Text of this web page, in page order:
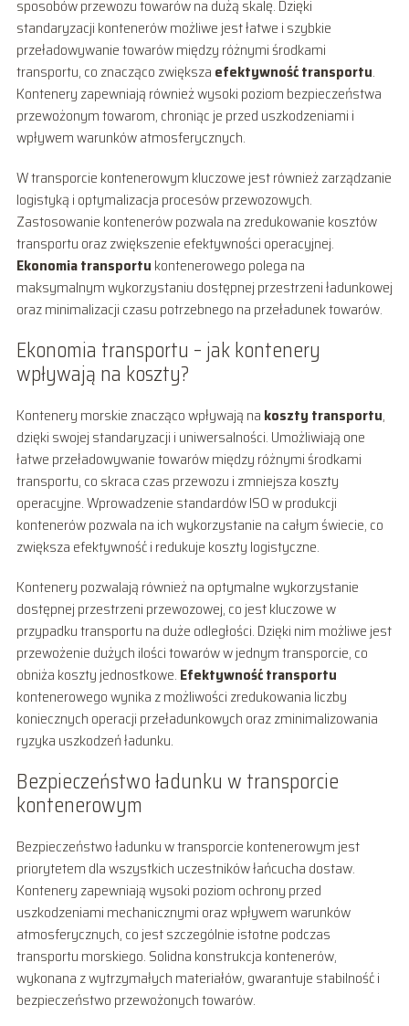
sposobów przewozu towarów na dużą skalę. Dzięki
standaryzacji kontenerów możliwe jest łatwe i szybkie
przeładowywanie towarów między różnymi środkami
transportu, co znacząco zwiększa efektywność transportu.
Kontenery zapewniają również wysoki poziom bezpieczeństwa
przewożonym towarom, chroniąc je przed uszkodzeniami i
wpływem warunków atmosferycznych.
W transporcie kontenerowym kluczowe jest również zarządzanie
logistyką i optymalizacja procesów przewozowych.
Zastosowanie kontenerów pozwala na zredukowanie kosztów
transportu oraz zwiększenie efektywności operacyjnej.
Ekonomia transportu kontenerowego polega na
maksymalnym wykorzystaniu dostępnej przestrzeni ładunkowej
oraz minimalizacji czasu potrzebnego na przeładunek towarów.
Ekonomia transportu – jak kontenery
wpływają na koszty?
Kontenery morskie znacząco wpływają na koszty transportu,
dzięki swojej standaryzacji i uniwersalności. Umożliwiają one
łatwe przeładowywanie towarów między różnymi środkami
transportu, co skraca czas przewozu i zmniejsza koszty
operacyjne. Wprowadzenie standardów ISO w produkcji
kontenerów pozwala na ich wykorzystanie na całym świecie, co
zwiększa efektywność i redukuje koszty logistyczne.
Kontenery pozwalają również na optymalne wykorzystanie
dostępnej przestrzeni przewozowej, co jest kluczowe w
przypadku transportu na duże odległości. Dzięki nim możliwe jest
przewożenie dużych ilości towarów w jednym transporcie, co
obniża koszty jednostkowe. Efektywność transportu
kontenerowego wynika z możliwości zredukowania liczby
koniecznych operacji przeładunkowych oraz zminimalizowania
ryzyka uszkodzeń ładunku.
Bezpieczeństwo ładunku w transporcie
kontenerowym
Bezpieczeństwo ładunku w transporcie kontenerowym jest
priorytetem dla wszystkich uczestników łańcucha dostaw.
Kontenery zapewniają wysoki poziom ochrony przed
uszkodzeniami mechanicznymi oraz wpływem warunków
atmosferycznych, co jest szczególnie istotne podczas
transportu morskiego. Solidna konstrukcja kontenerów,
wykonana z wytrzymałych materiałów, gwarantuje stabilność i
bezpieczeństwo przewożonych towarów.